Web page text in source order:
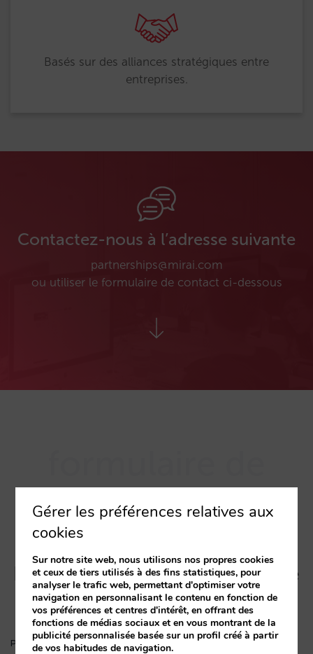
Basés sur des alliances stratégiques entre
entreprises.
Contactez-nous à l’adresse suivante
partnerships@mirai.com
ou utiliser le formulaire de contact ci-dessous
contact
Vous souhaitez devenir
partenaire ?
Rejoignez notre programme de
partenariats
Gérer les préférences relatives aux
cookies
Sur notre site web, nous utilisons nos propres cookies
et ceux de tiers utilisés à des fins statistiques, pour
analyser le trafic web, permettant d'optimiser votre
navigation en personnalisant le contenu en fonction de
vos préférences et centres d'intérêt, en offrant des
fonctions de médias sociaux et en vous montrant de la
publicité personnalisée basée sur un profil créé à partir
de vos habitudes de navigation.